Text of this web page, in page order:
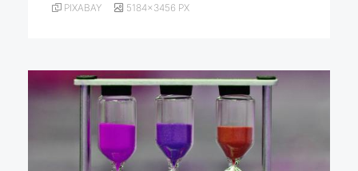
PIXABAY 5184×3456 PX